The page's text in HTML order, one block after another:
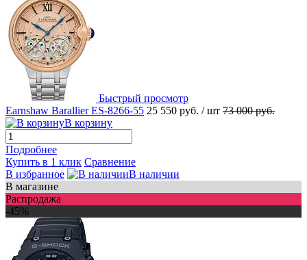
Быстрый просмотр
Earnshaw Barallier ES-8266-55 25 550 руб. / шт 73 000 руб.
В корзину
Подробнее
Купить в 1 клик Сравнение
В избранное
В наличии
В магазине
Распродажа
-45%